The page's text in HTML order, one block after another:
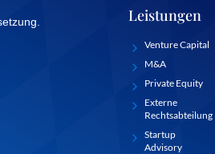
Leistungen
Venture Capital
M&A
Private Equity
Externe
Rechtsabteilung
Startup
Advisory